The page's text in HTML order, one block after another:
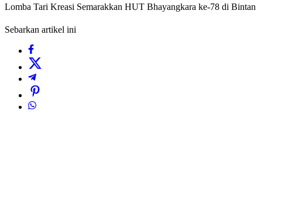
Lomba Tari Kreasi Semarakkan HUT Bhayangkara ke-78 di Bintan
Sebarkan artikel ini